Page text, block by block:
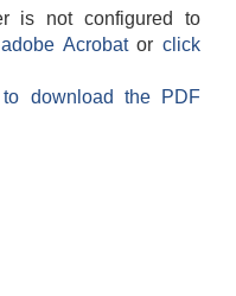
is not configured to
Acrobatorclick
download the PDF